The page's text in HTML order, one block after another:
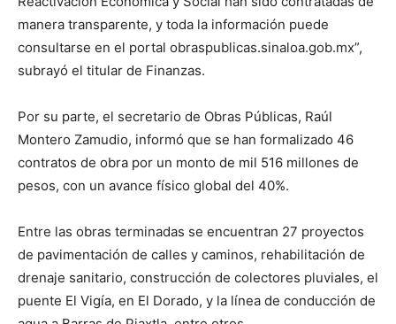
manera transparente, y toda la información puede
consultarse en el portal obraspublicas.sinaloa.gob.mx”,
subrayó el titular de Finanzas.
Por su parte, el secretario de Obras Públicas, Raúl
Montero Zamudio, informó que se han formalizado 46
contratos de obra por un monto de mil 516 millones de
pesos, con un avance físico global del 40%.
Entre las obras terminadas se encuentran 27 proyectos
de pavimentación de calles y caminos, rehabilitación de
drenaje sanitario, construcción de colectores pluviales, el
puente El Vigía, en El Dorado, y la línea de conducción de